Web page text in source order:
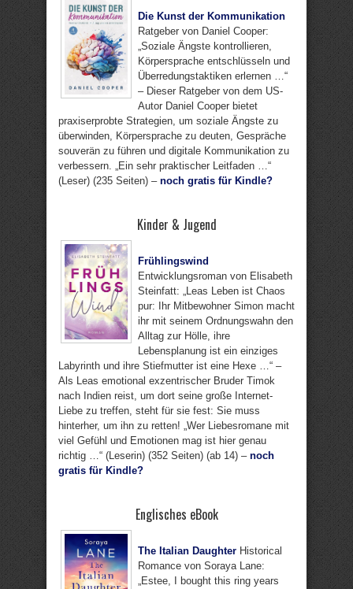
Die Kunst der Kommunikation
Ratgeber von Daniel Cooper:
„Soziale Ängste kontrollieren,
Körpersprache entschlüsseln und
Überredungstaktiken erlernen …“
– Dieser Ratgeber von dem US-
Autor Daniel Cooper bietet
praxiserprobte Strategien, um soziale Ängste zu
überwinden, Körpersprache zu deuten, Gespräche
souverän zu führen und digitale Kommunikation zu
verbessern. „Ein sehr praktischer Leitfaden …“
(Leser) (235 Seiten) – noch gratis für Kindle?
Kinder & Jugend
Frühlingswind
Entwicklungsroman von Elisabeth
Steinfatt: „Leas Leben ist Chaos
pur: Ihr Mitbewohner Simon macht
ihr mit seinem Ordnungswahn den
Alltag zur Hölle, ihre
Lebensplanung ist ein einziges
Labyrinth und ihre Stiefmutter ist eine Hexe …“ –
Als Leas emotional exzentrischer Bruder Timok
nach Indien reist, um dort seine große Internet-
Liebe zu treffen, steht für sie fest: Sie muss
hinterher, um ihn zu retten! „Wer Liebesromane mit
viel Gefühl und Emotionen mag ist hier genau
richtig …“ (Leserin) (352 Seiten) (ab 14) – noch
gratis für Kindle?
Englisches eBook
The Italian Daughter Historical
Romance von Soraya Lane:
„Estee, I bought this ring years